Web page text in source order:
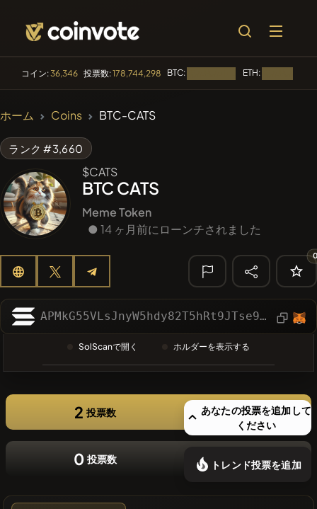
コイン:36,346 投票数:178,744,298 BTC: ETH:
LIMOCOIN SWAP
#84
Algorithmic Trading
#1
❌最近のコ
インはあり
ません
ホーム Coins BTC-CATS
ランク #3,660
$CATS
BTC CATS
Meme Token
● 14 ヶ月前にローンチされました
APMkG55VLsJnyW5hdy82T5hRt9JTse9WpktAnqPxpump
SolScanで開く ホルダーを表示する
2 投票数
あなたの投票を追加して
ください
0 投票数 トレンド投票を追加